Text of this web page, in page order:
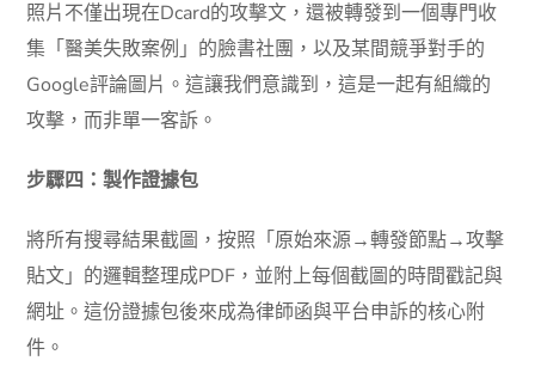
照片不僅出現在Dcard的攻擊文，還被轉發到一個專門收
集「醫美失敗案例」的臉書社團，以及某間競爭對手的
Google評論圖片。這讓我們意識到，這是一起有組織的
攻擊，而非單一客訴。
步驟四：製作證據包
將所有搜尋結果截圖，按照「原始來源→轉發節點→攻擊
貼文」的邏輯整理成PDF，並附上每個截圖的時間戳記與
網址。這份證據包後來成為律師函與平台申訴的核心附
件。